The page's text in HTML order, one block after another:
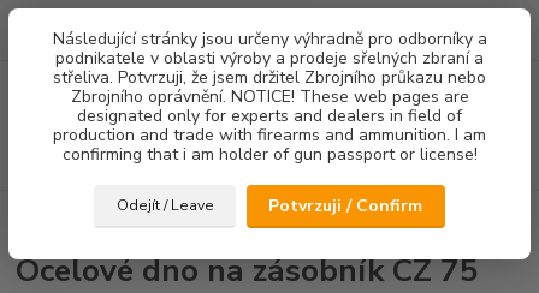
Následující stránky jsou určeny výhradně pro odborníky a
podnikatele v oblasti výroby a prodeje sřelných zbraní a
střeliva. Potvrzuji, že jsem držitel Zbrojního průkazu nebo
Zbrojního oprávnění. NOTICE! These web pages are
designated only for experts and dealers in field of
production and trade with firearms and ammunition. I am
confirming that i am holder of gun passport or license!
Odejít / Leave Potvrzuji / Confirm
Menu
Hledat
za0,00 Kč
Botky zásobníků Ocelové dno na zásobník CZ 75
Ocelové dno na zásobník CZ 75